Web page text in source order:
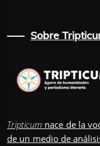
Sobre
Tripticum nace de la
de un medio de